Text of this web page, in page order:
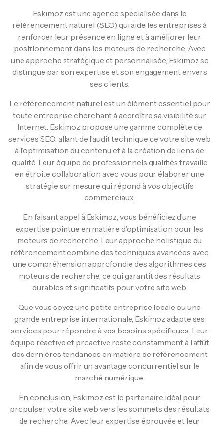
Eskimoz est une agence spécialisée dans le
référencement naturel (SEO) qui aide les entreprises à
renforcer leur présence en ligne et à améliorer leur
positionnement dans les moteurs de recherche. Avec
une approche stratégique et personnalisée, Eskimoz se
distingue par son expertise et son engagement envers
ses clients.
Le référencement naturel est un élément essentiel pour
toute entreprise cherchant à accroître sa visibilité sur
Internet. Eskimoz propose une gamme complète de
services SEO, allant de l’audit technique de votre site web
à l’optimisation du contenu et à la création de liens de
qualité. Leur équipe de professionnels qualifiés travaille
en étroite collaboration avec vous pour élaborer une
stratégie sur mesure qui répond à vos objectifs
commerciaux.
En faisant appel à Eskimoz, vous bénéficiez d’une
expertise pointue en matière d’optimisation pour les
moteurs de recherche. Leur approche holistique du
référencement combine des techniques avancées avec
une compréhension approfondie des algorithmes des
moteurs de recherche, ce qui garantit des résultats
durables et significatifs pour votre site web.
Que vous soyez une petite entreprise locale ou une
grande entreprise internationale, Eskimoz adapte ses
services pour répondre à vos besoins spécifiques. Leur
équipe réactive et proactive reste constamment à l’affût
des dernières tendances en matière de référencement
afin de vous offrir un avantage concurrentiel sur le
marché numérique.
En conclusion, Eskimoz est le partenaire idéal pour
propulser votre site web vers les sommets des résultats
de recherche. Avec leur expertise éprouvée et leur